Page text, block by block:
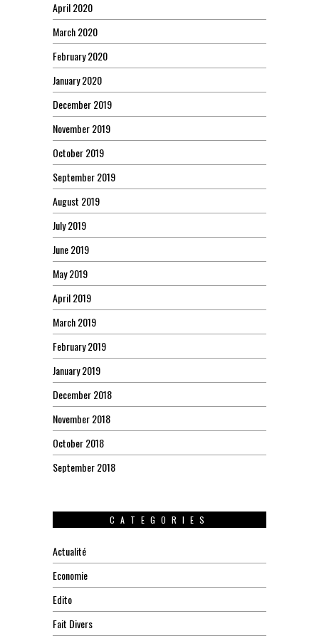
April 2020
March 2020
February 2020
January 2020
December 2019
November 2019
October 2019
September 2019
August 2019
July 2019
June 2019
May 2019
April 2019
March 2019
February 2019
January 2019
December 2018
November 2018
October 2018
September 2018
CATEGORIES
Actualité
Economie
Edito
Fait Divers